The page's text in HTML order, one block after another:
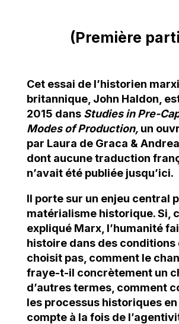
(Première
Cet essai de l’historien
britannique, John Haldon,
2015 dans Studies in Pre-
Modes of Production, un
par Laura de Graca &
dont aucune traduction
n’avait été publiée jusqu’ici.
Il porte sur un enjeu central
matérialisme historique. Si,
expliqué Marx, l’humanité
histoire dans des conditions
choisit pas, comment le
fraye-t-il concrètement un
d’autres termes, comment
les processus historiques
compte à la fois de